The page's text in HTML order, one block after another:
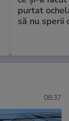
purtat
să nu sperii
08:37